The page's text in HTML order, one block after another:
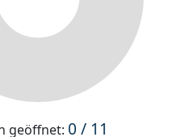
geöffnet: 0 / 11